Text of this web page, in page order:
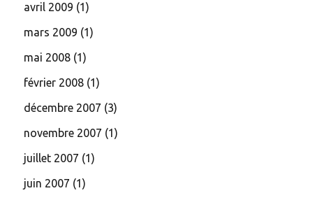
avril 2009 (1)
mars 2009 (1)
mai 2008 (1)
février 2008 (1)
décembre 2007 (3)
novembre 2007 (1)
juillet 2007 (1)
juin 2007 (1)